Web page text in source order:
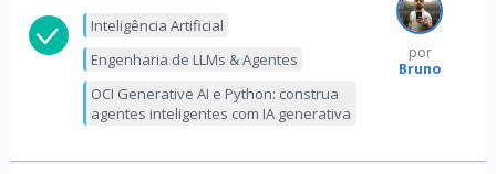
Inteligência Artificial
Engenharia de LLMs & Agentes
OCI Generative AI e Python: construa
agentes inteligentes com IA generativa
por
Bruno